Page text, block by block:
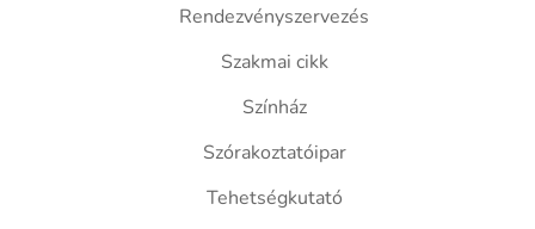
Rendezvényszervezés
Szakmai cikk
Színház
Szórakoztatóipar
Tehetségkutató